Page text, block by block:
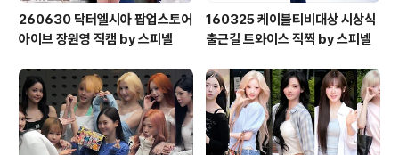
260630 닥터엘시아 팝업스토어
아이브 장원영 직캠 by 스피넬
160325 케이블티비대상 시상식
출근길 트와이스 직찍 by 스피넬